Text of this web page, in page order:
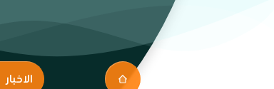
الاخبار